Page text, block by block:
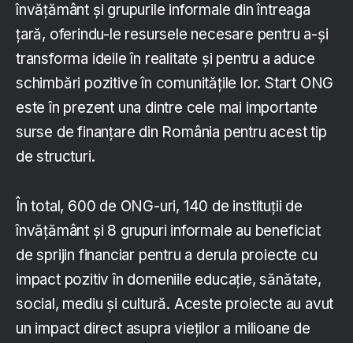
învățământ și grupurile informale din întreaga
țară, oferindu-le resursele necesare pentru a-și
transforma ideile în realitate și pentru a aduce
schimbări pozitive în comunitățile lor. Start ONG
este în prezent una dintre cele mai importante
surse de finanțare din România pentru acest tip
de structuri.
În total, 600 de ONG-uri, 140 de instituții de
învățământ și 8 grupuri informale au beneficiat
de sprijin financiar pentru a derula proiecte cu
impact pozitiv în domeniile educație, sănătate,
social, mediu și cultură. Aceste proiecte au avut
un impact direct asupra vieților a milioane de